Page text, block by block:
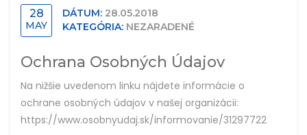
28
MAY
DÁTUM: 28.05.2018
KATEGÓRIA: NEZARADENÉ
Ochrana Osobných Údajov
Na nižšie uvedenom linku nájdete informácie o
ochrane osobných údajov v našej organizácii:
https://www.osobnyudaj.sk/informovanie/31297722